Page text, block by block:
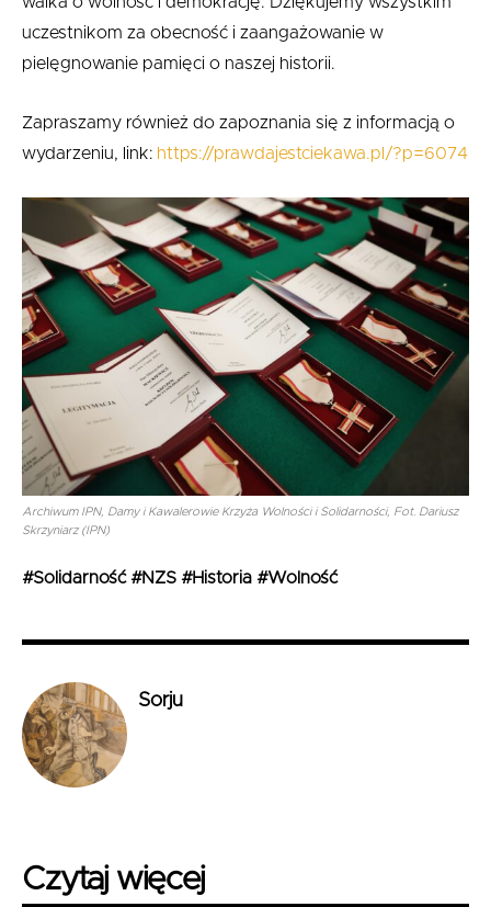
uczestnikom za obecność i zaangażowanie w
pielęgnowanie pamięci o naszej historii.
Zapraszamy również do zapoznania się z informacją o
wydarzeniu, link: https://prawdajestciekawa.pl/?p=6074
Archiwum IPN, Damy i Kawalerowie Krzyża Wolności i Solidarności, Fot. Dariusz
Skrzyniarz (IPN)
#Solidarność #NZS #Historia #Wolność
Sorju
Czytaj więcej